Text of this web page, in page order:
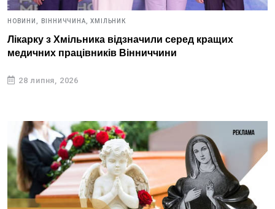
НОВИНИ, ВІННИЧЧИНА, ХМІЛЬНИК
Лікарку з Хмільника відзначили серед кращих
медичних працівників Вінниччини
28 липня, 2026